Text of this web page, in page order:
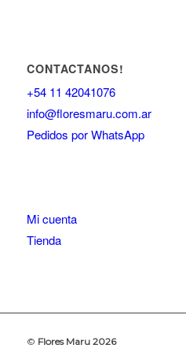
CONTACTANOS!
+54 11 42041076
info@floresmaru.com.ar
Pedidos por WhatsApp
Mi cuenta
Tienda
©️ Flores Maru 2026